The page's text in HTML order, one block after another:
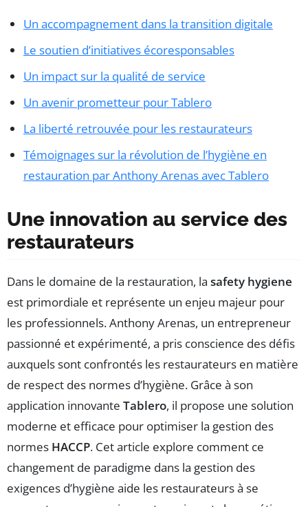
Un accompagnement dans la transition digitale
Le soutien d’initiatives écoresponsables
Un impact sur la qualité de service
Un avenir prometteur pour Tablero
La liberté retrouvée pour les restaurateurs
Témoignages sur la révolution de l’hygiène en
restauration par Anthony Arenas avec Tablero
Une innovation au service des
restaurateurs
Dans le domaine de la restauration, la safety hygiene
est primordiale et représente un enjeu majeur pour
les professionnels. Anthony Arenas, un entrepreneur
passionné et expérimenté, a pris conscience des défis
auxquels sont confrontés les restaurateurs en matière
de respect des normes d’hygiène. Grâce à son
application innovante Tablero, il propose une solution
moderne et efficace pour optimiser la gestion des
normes HACCP. Cet article explore comment ce
changement de paradigme dans la gestion des
exigences d’hygiène aide les restaurateurs à se